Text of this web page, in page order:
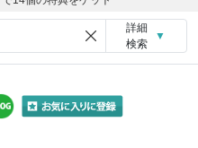
詳細
検索
▼